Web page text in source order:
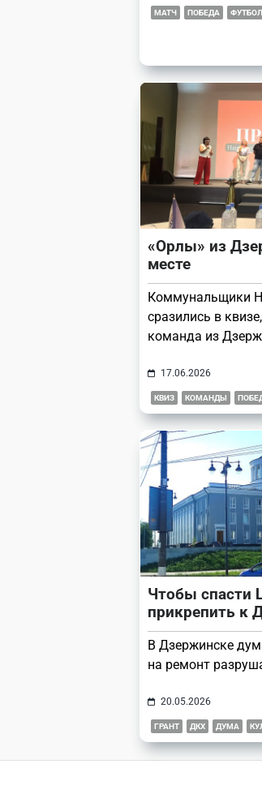
МАТЧ ПОБЕДА ФУТБОЛ
«Орлы» из
месте
Коммунальщики
сразились в
команда из
17.06.2026
КВИЗ КОМАНДЫ
Чтобы спасти
прикрепить к
В Дзержинске
на ремонт
20.05.2026
ГРАНТ ДКХ ДУМА